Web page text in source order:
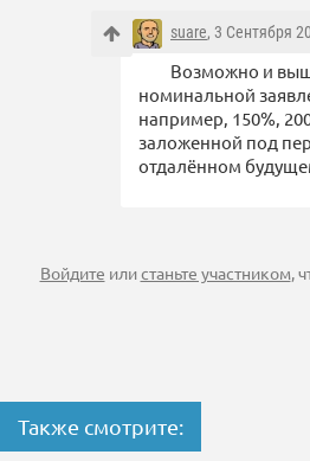
suare, 3 Сентября
Возможно и
номинальной
например, 150%,
заложенной под
отдалённом
Войдите илистаньте участником,
Также смотрите: